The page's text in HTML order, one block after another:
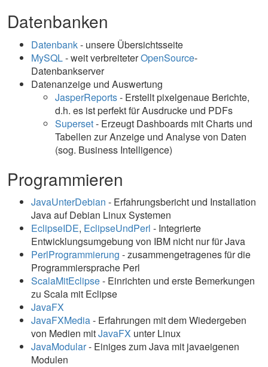
Datenbanken
Datenbank- unsere Übersichtsseite
MySQL- weit verbreiteterOpenSource-
Datenbankserver
Datenanzeige und Auswertung
JasperReports- Erstellt pixelgenaue Berichte,
d.h. es ist perfekt für Ausdrucke und PDFs
Superset- Erzeugt Dashboards mit Charts und
Tabellen zur Anzeige und Analyse von Daten
(sog. Business Intelligence)
Programmieren
JavaUnterDebian - Erfahrungsbericht und Installation
Java auf Debian Linux Systemen
EclipseIDE, EclipseUndPerl - Integrierte
Entwicklungsumgebung von IBM nicht nur für Java
PerlProgrammierung - zusammengetragenes für die
Programmiersprache Perl
ScalaMitEclipse- Einrichten und erste Bemerkungen
zu Scala mit Eclipse
JavaFX
JavaFXMedia- Erfahrungen mit dem Wiedergeben
von Medien mitJavaFX unter Linux
JavaModular- Einiges zum Java mit javaeigenen
Modulen